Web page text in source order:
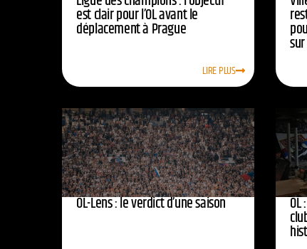
est clair pour l’OL avant le
déplacement à Prague
LIRE PLUS
OL-Lens : le verdict d’une saison